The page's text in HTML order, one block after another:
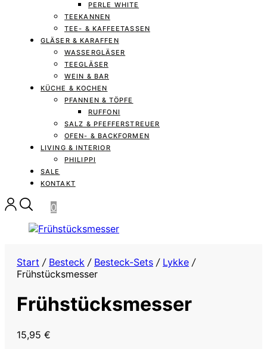
PERLE WHITE
TEEKANNEN
TEE- & KAFFEETASSEN
GLÄSER & KARAFFEN
WASSERGLÄSER
TEEGLÄSER
WEIN & BAR
KÜCHE & KOCHEN
PFANNEN & TÖPFE
RUFFONI
SALZ & PFEFFERSTREUER
OFEN- & BACKFORMEN
LIVING & INTERIOR
PHILIPPI
SALE
KONTAKT
0
Start / Besteck / Besteck-Sets / Lykke /
Frühstücksmesser
Frühstücksmesser
15,95 €